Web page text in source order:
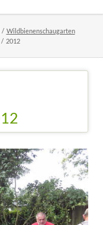
Wildbienenschaugarten
2012
und Hochbeetbau